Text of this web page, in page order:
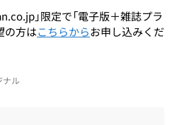
」限定で「電子版＋雑誌プラ
の方はこちらからお申し込みくだ
ナル